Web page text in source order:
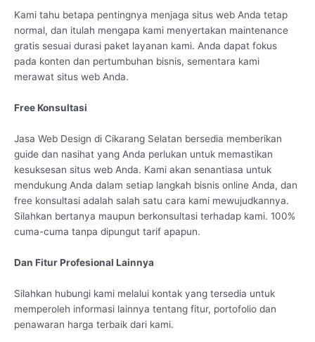
Kami tahu betapa pentingnya menjaga situs web Anda tetap
normal, dan itulah mengapa kami menyertakan maintenance
gratis sesuai durasi paket layanan kami. Anda dapat fokus
pada konten dan pertumbuhan bisnis, sementara kami
merawat situs web Anda.
Free Konsultasi
Jasa Web Design di Cikarang Selatan bersedia memberikan
guide dan nasihat yang Anda perlukan untuk memastikan
kesuksesan situs web Anda. Kami akan senantiasa untuk
mendukung Anda dalam setiap langkah bisnis online Anda, dan
free konsultasi adalah salah satu cara kami mewujudkannya.
Silahkan bertanya maupun berkonsultasi terhadap kami. 100%
cuma-cuma tanpa dipungut tarif apapun.
Dan Fitur Profesional Lainnya
Silahkan hubungi kami melalui kontak yang tersedia untuk
memperoleh informasi lainnya tentang fitur, portofolio dan
penawaran harga terbaik dari kami.